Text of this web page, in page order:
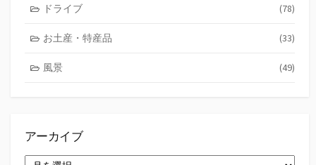
ドライブ (78)
お土産・特産品 (33)
風景 (49)
アーカイブ